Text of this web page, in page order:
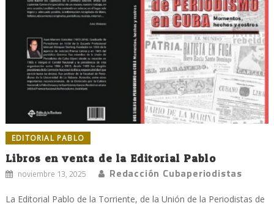
EDITORIAL PABLO
Libros en venta de la Editorial Pablo
noviembre 13, 2025 Redacción Cubaperiodistas
La Editorial Pablo de la Torriente, de la Unión de la Periodistas de